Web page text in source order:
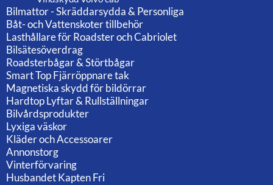
Bilmattor - Skräddarsydda & Personliga
Båt- och Vattenskoter tillbehör
Lasthållare för Roadster och Cabriolet
Bilsätesöverdrag
Roadsterbågar & Störtbågar
Smart Top Fjärröppnare tak
Magnetiska skydd för bildörrar
Hardtop Lyftar & Rullställningar
Bilvårdsprodukter
Lyxiga väskor
Kläder och Accessoarer
Annonstorg
Vinterförvaring
Husbandet Kapten Fri